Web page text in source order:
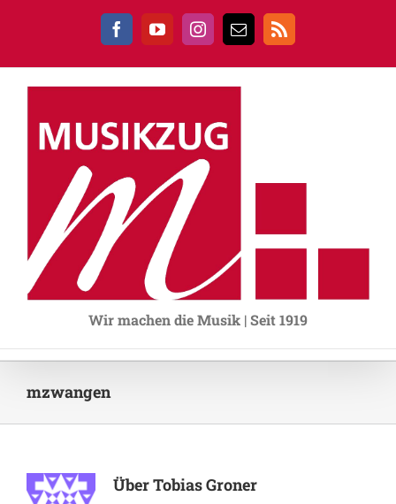
FacebookYouTubeInstagram
E-
Rss
Wir machen die Musik | Seit 1919
mzwangen
ÜberTobias Groner